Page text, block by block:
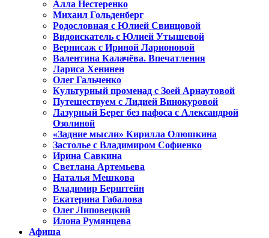
Алла Нестеренко
Михаил Гольденберг
Родословная с Юлией Свинцовой
Видоискатель с Юлией Утышевой
Вернисаж с Ириной Ларионовой
Валентина Калачёва. Впечатления
Лариса Хенинен
Олег Гальченко
Культурный променад с Зоей Арнаутовой
Путешествуем с Лидией Винокуровой
Лазурный Берег без пафоса с Александрой
Озолиной
«Задние мысли» Кирилла Олюшкина
Застолье с Владимиром Софиенко
Ирина Савкина
Светлана Артемьева
Наталья Мешкова
Владимир Берштейн
Екатерина Габалова
Олег Липовецкий
Илона Румянцева
Афиша